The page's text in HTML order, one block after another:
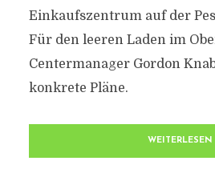
Einkaufszentrum auf der
Für den leeren Laden im
Centermanager Gordon
konkrete Pläne.
WEITERLESEN